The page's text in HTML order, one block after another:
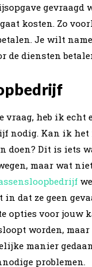
gevraagd
kosten. Zo
Je wilt
de diensten
vraag, heb ik echt
nodig. Kan ik het
doen? Dit is iets
maar wat
in dat ze geen
opties voor jouw
worden,
manier
problemen.